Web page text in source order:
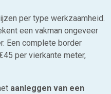
per type werkzaamheid.
een vakman ongeveer
Een complete border
per vierkante meter,
aanleggen van een